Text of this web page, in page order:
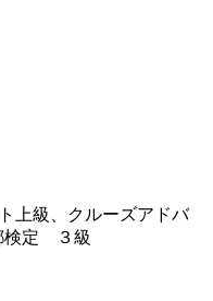
上級、クルーズアドバ
検定 ３級